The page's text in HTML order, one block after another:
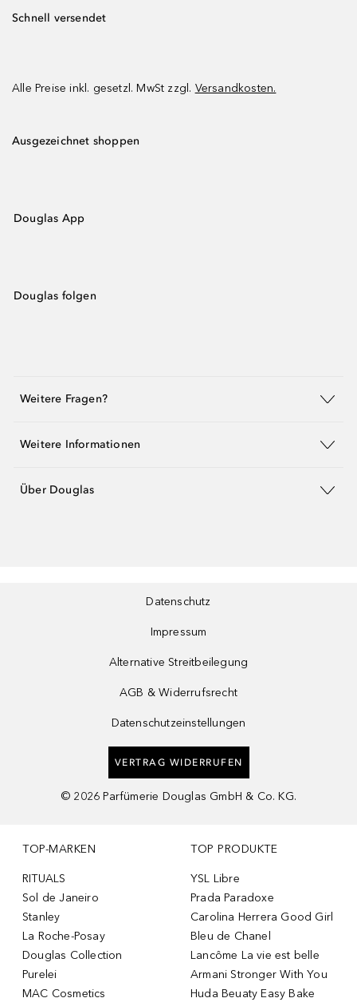
Schnell versendet
Alle Preise inkl. gesetzl. MwSt zzgl. Versandkosten.
Ausgezeichnet shoppen
Douglas App
Douglas folgen
Weitere Fragen?
Weitere Informationen
Über Douglas
Datenschutz
Impressum
Alternative Streitbeilegung
AGB & Widerrufsrecht
Datenschutzeinstellungen
VERTRAG WIDERRUFEN
© 2026 Parfümerie Douglas GmbH & Co. KG.
TOP-MARKEN
RITUALS
Sol de Janeiro
Stanley
La Roche-Posay
Douglas Collection
Purelei
MAC Cosmetics
TOP PRODUKTE
YSL Libre
Prada Paradoxe
Carolina Herrera Good Girl
Bleu de Chanel
Lancôme La vie est belle
Armani Stronger With You
Huda Beuaty Easy Bake